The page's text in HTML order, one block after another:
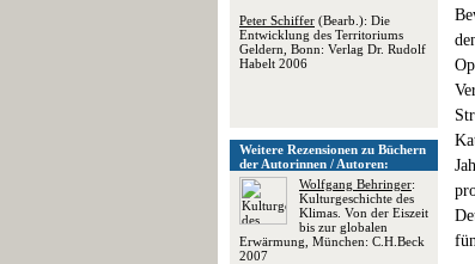
Peter Schiffer (Bearb.): Die
Entwicklung des Territoriums
Geldern, Bonn: Verlag Dr. Rudolf
Habelt 2006
Weitere Rezensionen zu Büchern
der Autorinnen / Autoren:
Wolfgang Behringer:
Kulturgeschichte des
Klimas. Von der Eiszeit
bis zur globalen
Erwärmung, München: C.H.Beck
2007